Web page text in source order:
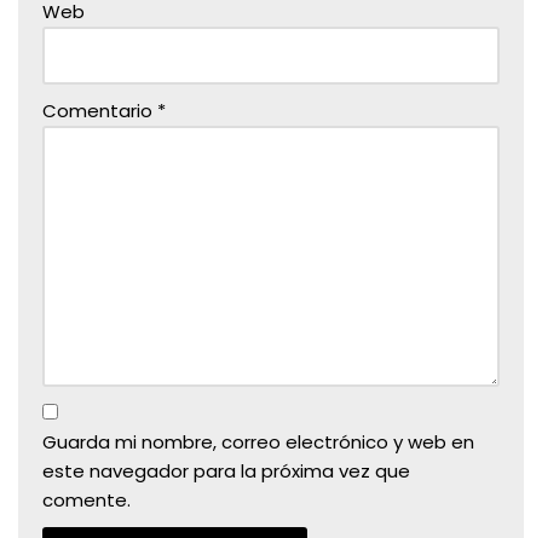
Web
Comentario *
Guarda mi nombre, correo electrónico y web en
este navegador para la próxima vez que
comente.